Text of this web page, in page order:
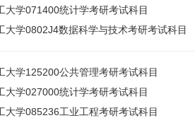
大学071400统计学考研考试科目
大学0802J4数据科学与技术考研考试科目
大学125200公共管理考研考试科目
大学027000统计学考研考试科目
大学085236工业工程考研考试科目